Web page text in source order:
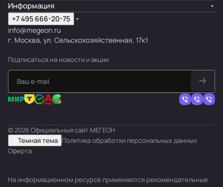
Информация
+7 495 666-20-75
info@megeon.ru
г. Москва, ул. Сельскохозяйственная, 17к1
Подписаться на новости и акции
© 2026 Официальный сайт МЕГЕОН
Темная тема Политика обработки персональных данных
Оферта
На информационном ресурсе применяются рекомендательные